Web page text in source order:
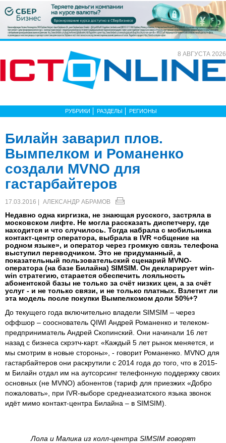
8 АВГУСТА 2026
РУБРИКИ РАЗДЕЛЫ РЕГИОНЫ
Билайн заварил плов.
Вымпелком и Романенко
создали MVNO для
гастарбайтеров
17.03.2016 | АЛЕКСАНДР АБРАМОВ
Недавно одна киргизка, не знающая русского, застряла в
московском лифте. Не могла рассказать диспетчеру, где
находится и что случилось. Тогда набрала с мобильника
контакт-центр оператора, выбрала в IVR «общение на
родном языке», и оператор через громкую связь телефона
выступил переводчиком. Это не придуманный, а
показательный пользовательский сценарий MVNO-
оператора (на базе Билайна) SIMSIM. Он декларирует win-
win стратегию, старается обеспечить лояльность
абонентской базы не только за счёт низких цен, а за счёт
услуг - и не только связи, и не только платных. Взлетит ли
эта модель после покупки Вымпелкомом доли 50%+?
До текущего года включительно владели SIMSIM – через
оффшор – сооснователь QIWI Андрей Романенко и телеком-
предприниматель Андрей Скопинский. Они начинали 16 лет
назад с бизнеса скрэтч-карт. «Каждый 5 лет рынок меняется, и
мы смотрим в новые стороны», - говорит Романенко. MVNO для
гастарбайтеров они раскрутили с 2014 года до того, что в 2015-
м Билайн отдал им на аутсорсинг телефонную поддержку своих
основных (не MVNO) абонентов (тариф для приезжих «Добро
пожаловать», при IVR-выборе среднеазиатского языка звонок
идёт мимо контакт-центра Билайна – в SIMSIM).
Лола и Малика из колл-центра SIMSIM говорят